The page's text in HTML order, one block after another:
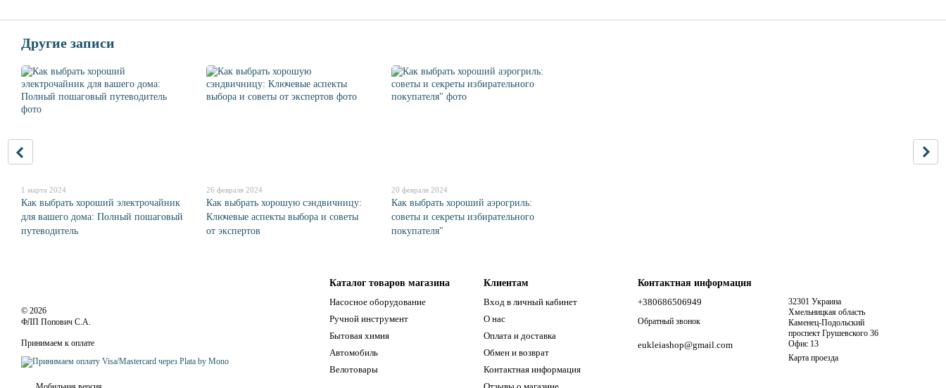
Другие записи
1 марта 2024
Как выбрать хороший электрочайник
для вашего дома: Полный пошаговый
путеводитель
26 февраля 2024
Как выбрать хорошую сэндвичницу:
Ключевые аспекты выбора и советы
от экспертов
20 февраля 2024
Как выбрать хороший аэрогриль:
советы и секреты избирательного
покупателя"
© 2026
ФЛП Попович С.А.
Принимаем к оплате
Каталог товаров магазина
Насосное оборудование
Ручной инструмент
Бытовая химия
Автомобиль
Велотовары
Клиентам
Вход в личный кабинет
О нас
Оплата и доставка
Обмен и возврат
Контактная информация
Контактная информация
+380686506949
Обратный звонок
eukleiashop@gmail.com
32301 Украина
Хмельницкая область
Каменец-Подольский
проспект Грушевского 36
Офис 13
Карта проезда